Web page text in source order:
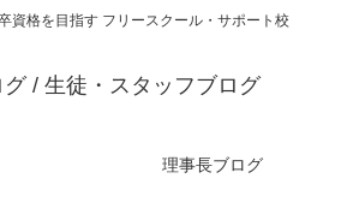
資格を目指す フリースクール・サポート校
/ 生徒・スタッフブログ
理事長ブログ